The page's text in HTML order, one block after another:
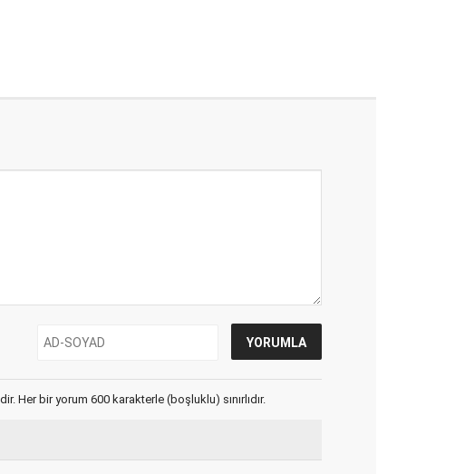
Her bir yorum 600 karakterle (boşluklu) sınırlıdır.